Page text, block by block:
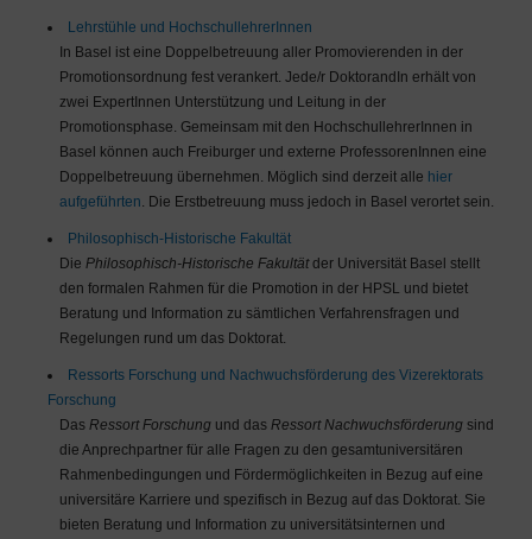
Lehrstühle und HochschullehrerInnen
In Basel ist eine Doppelbetreuung aller Promovierenden in der
Promotionsordnung fest verankert. Jede/r DoktorandIn erhält von
zwei ExpertInnen Unterstützung und Leitung in der
Promotionsphase. Gemeinsam mit den HochschullehrerInnen in
Basel können auch Freiburger und externe ProfessorenInnen eine
Doppelbetreuung übernehmen. Möglich sind derzeit alle hier
aufgeführten. Die Erstbetreuung muss jedoch in Basel verortet sein.
Philosophisch-Historische Fakultät
Die Philosophisch-Historische Fakultätder Universität Basel stellt
den formalen Rahmen für die Promotion in der HPSL und bietet
Beratung und Information zu sämtlichen Verfahrensfragen und
Regelungen rund um das Doktorat.
Ressorts Forschung und Nachwuchsförderung des Vizerektorats
Forschung
Das Ressort Forschung und das Ressort Nachwuchsförderung sind
die Anprechpartner für alle Fragen zu den gesamtuniversitären
Rahmenbedingungen und Fördermöglichkeiten in Bezug auf eine
universitäre Karriere und spezifisch in Bezug auf das Doktorat. Sie
bieten Beratung und Information zu universitätsinternen und